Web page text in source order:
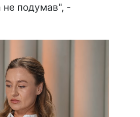
не подумав", -